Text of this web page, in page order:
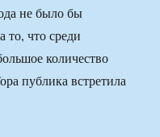
не было бы
то, что среди
количество
публика встретила